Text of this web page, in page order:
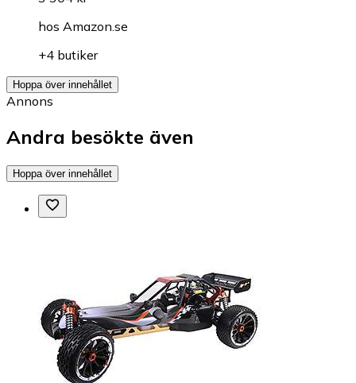
hos Amazon.se
+4 butiker
Hoppa över innehållet
Annons
Andra besökte även
Hoppa över innehållet